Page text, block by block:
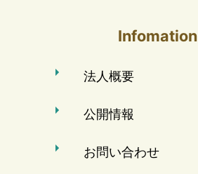
Infomation
法人概要
公開情報
お問い合わせ